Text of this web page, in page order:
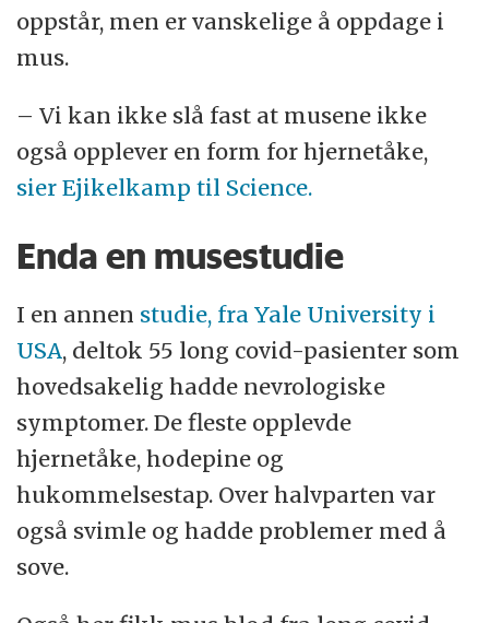
oppstår, men er vanskelige å oppdage i
mus.
– Vi kan ikke slå fast at musene ikke
også opplever en form for hjernetåke,
sier Ejikelkamp til Science.
Enda en musestudie
I en annen studie, fra Yale University i
USA, deltok 55 long covid-pasienter som
hovedsakelig hadde nevrologiske
symptomer. De fleste opplevde
hjernetåke, hodepine og
hukommelsestap. Over halvparten var
også svimle og hadde problemer med å
sove.